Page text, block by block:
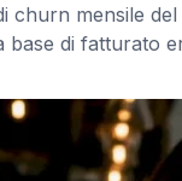
churn mensile
base di fatturato